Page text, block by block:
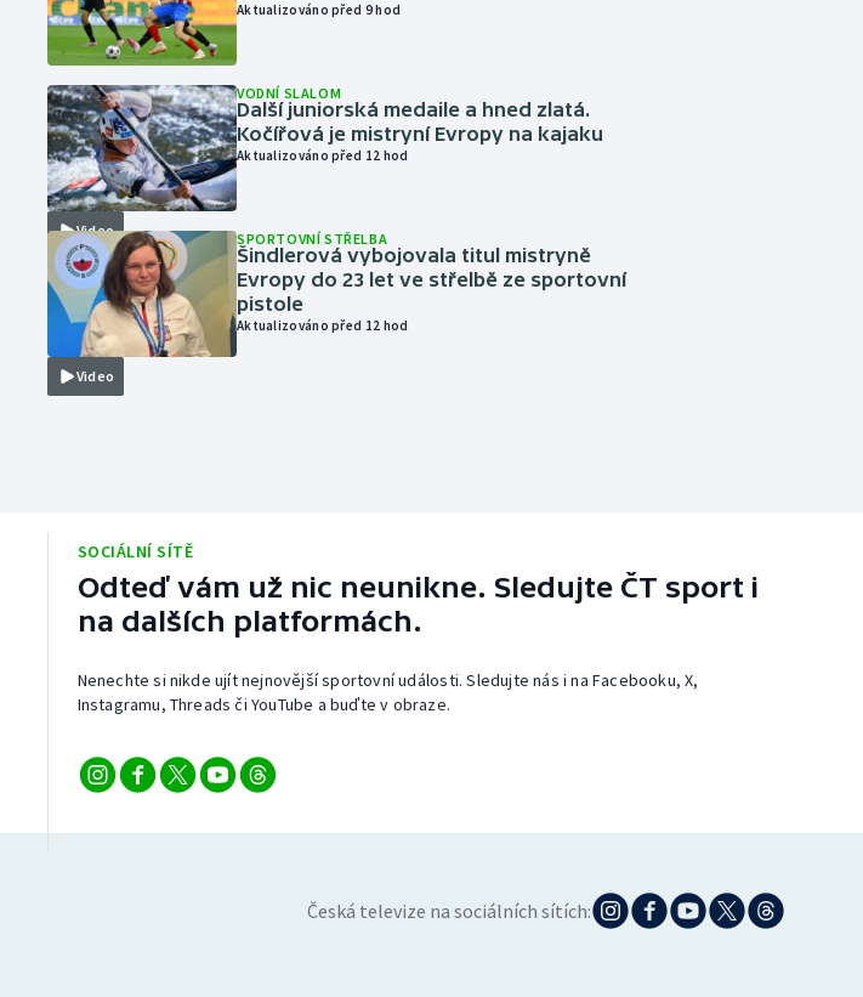
Aktualizováno před 9 hod
Video
VODNÍ SLALOM
Další juniorská medaile a hned zlatá.
Kočířová je mistryní Evropy na kajaku
Aktualizováno před 12 hod
Video
SPORTOVNÍ STŘELBA
Šindlerová vybojovala titul mistryně
Evropy do 23 let ve střelbě ze sportovní
pistole
Aktualizováno před 12 hod
SOCIÁLNÍ SÍTĚ
Odteď vám už nic neunikne. Sledujte ČT sport i
na dalších platformách.
Nenechte si nikde ujít nejnovější sportovní události. Sledujte nás i na Facebooku, X,
Instagramu, Threads či YouTube a buďte v obraze.
Česká televize na sociálních sítích: